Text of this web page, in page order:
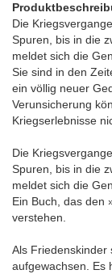
Die
Spuren, bis in die
meldet sich die
Sie sind in den
ein völlig neuer
Verunsicherung
Kriegserlebnisse
Die
Spuren, bis in die
meldet sich die
Ein Buch, das den
verstehen.
Als Friedenskinder
aufgewachsen. Es